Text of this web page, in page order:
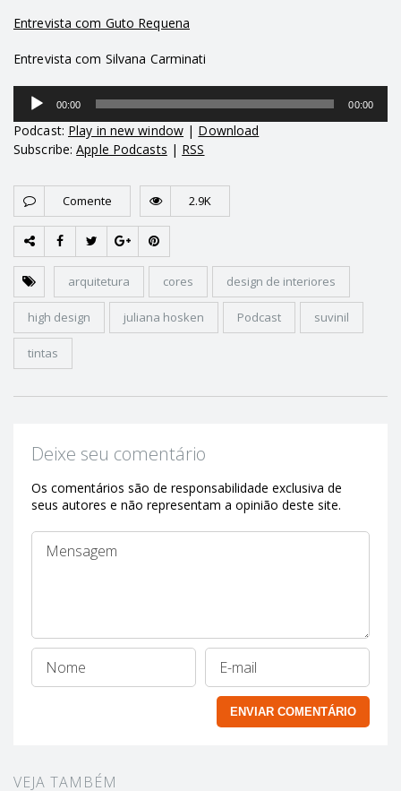
Entrevista com Guto Requena
Entrevista com Silvana Carminati
Tocador
áudio
00:00 00:00
Podcast: Play in new window | Download
Subscribe:Apple Podcasts | RSS
Comente 2.9K
arquitetura cores design de interiores
high design juliana hosken Podcast suvinil
tintas
Deixe seu comentário
Os comentários são de responsabilidade exclusiva de
seus autores e não representam a opinião deste site.
VEJA TAMBÉM